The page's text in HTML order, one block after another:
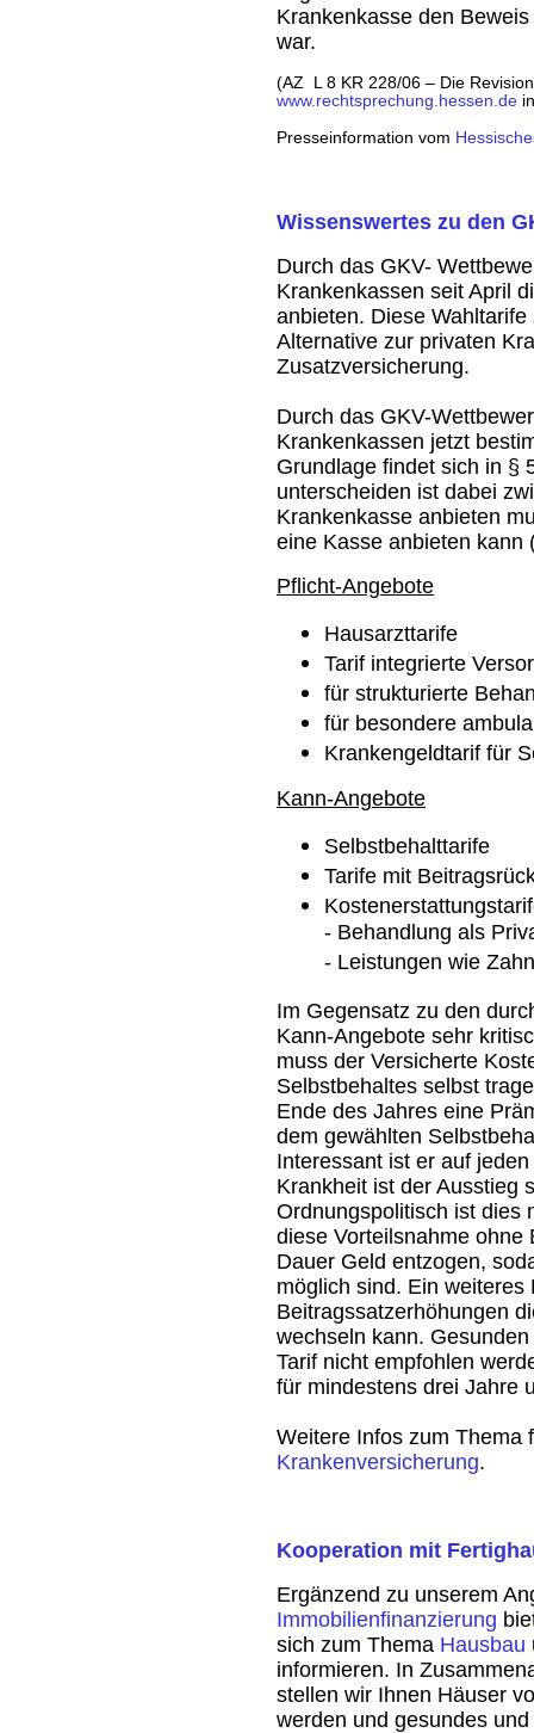
Krankenkasse den
war.
(AZ L 8 KR 228/06 – Die
www.rechtsprechung.hessen.de
Presseinformation vom
Wissenswertes zu den
Durch das GKV-
Krankenkassen seit April
anbieten. Diese
Alternative zur privaten
Zusatzversicherung.
Durch das GKV-
Krankenkassen jetzt
Grundlage findet sich in §
unterscheiden ist dabei
Krankenkasse anbieten
eine Kasse anbieten kann
Pflicht-Angebote
Hausarzttarife
Tarif integrierte
für strukturierte
für besondere
Krankengeldtarif für
Kann-Angebote
Selbstbehalttarife
Tarife mit
- Behandlung als
- Leistungen wie
Im Gegensatz zu den
Kann-Angebote sehr
muss der Versicherte
Selbstbehaltes selbst
Ende des Jahres eine
dem gewählten
Interessant ist er auf
Krankheit ist der Ausstieg
Ordnungspolitisch ist dies
diese Vorteilsnahme ohne
Dauer Geld entzogen,
möglich sind. Ein
Beitragssatzerhöhungen
wechseln kann.
Tarif nicht empfohlen
für mindestens drei Jahre
Weitere Infos zum
Krankenversicherung.
Kooperation mit
Ergänzend zu unserem
Immobilienfinanzierung
sich zum Thema Hausbau
informieren. In
stellen wir Ihnen Häuser
werden und gesundes